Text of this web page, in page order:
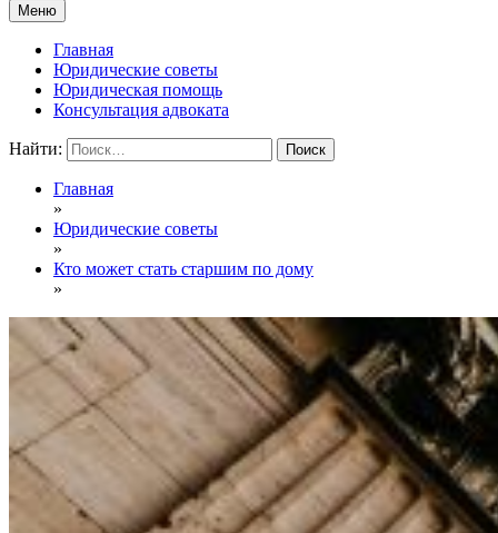
Меню
Главная
Юридические советы
Юридическая помощь
Консультация адвоката
Найти:
Главная
»
Юридические советы
»
Кто может стать старшим по дому
»